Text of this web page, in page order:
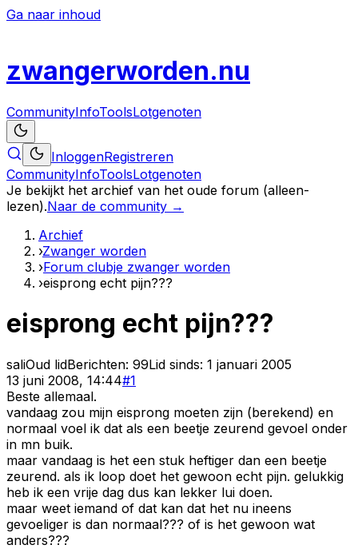
Ga naar inhoud
zwangerworden.nu
CommunityInfoToolsLotgenoten
InloggenRegistreren
CommunityInfoToolsLotgenoten
Je bekijkt het archief van het oude forum (alleen-
lezen).Naar de community →
Archief
›Zwanger worden
›Forum clubje zwanger worden
›eisprong echt pijn???
eisprong echt pijn???
saliOud lidBerichten: 99Lid sinds: 1 januari 2005
13 juni 2008, 14:44#1
Beste allemaal.
vandaag zou mijn eisprong moeten zijn (berekend) en
normaal voel ik dat als een beetje zeurend gevoel onder
in mn buik.
maar vandaag is het een stuk heftiger dan een beetje
zeurend. als ik loop doet het gewoon echt pijn. gelukkig
heb ik een vrije dag dus kan lekker lui doen.
maar weet iemand of dat kan dat het nu ineens
gevoeliger is dan normaal??? of is het gewoon wat
anders???